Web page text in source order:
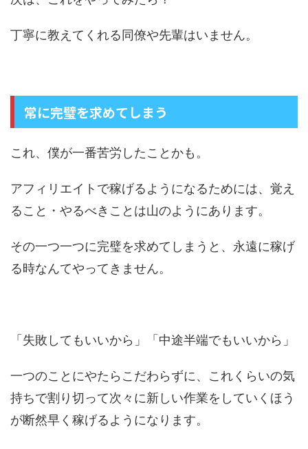
丁寧に教えてくれる同僚や先輩はいません。
常に完璧を求めてしまう
これ、僕が一番苦労したことかも。
アフィリエイトで稼げるようになるためには、覚え
ること・やるべきことは山のようにあります。
その一つ一つに完璧を求めてしまうと、永遠に稼げ
る時なんてやってきません。
「失敗してもいいから」「中途半端でもいいから」
一つのことにやたらこだわらずに、これくらいの気
持ちで割り切って次々に新しい作業をしていくほう
が断然早く稼げるようになります。